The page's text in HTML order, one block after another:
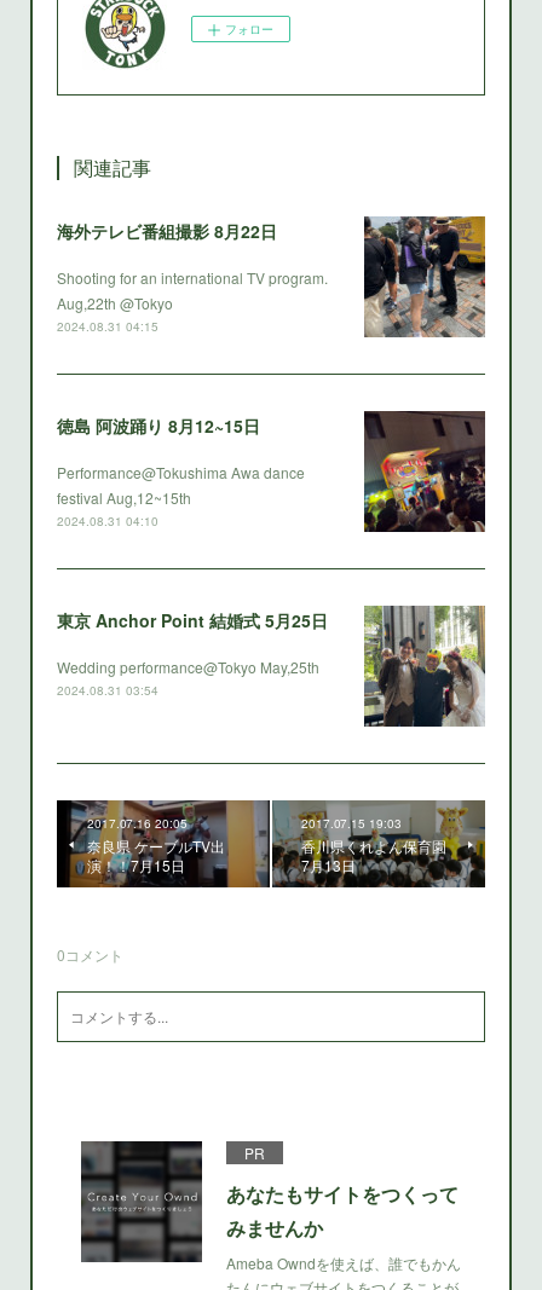
フォロー
関連記事
海外テレビ番組撮影 8月22日
Shooting for an international TV program.
Aug,22th @Tokyo
2024.08.31 04:15
徳島 阿波踊り 8月12~15日
Performance@Tokushima Awa dance
festival Aug,12~15th
2024.08.31 04:10
東京 Anchor Point 結婚式 5月25日
Wedding performance@Tokyo May,25th
2024.08.31 03:54
2017.07.16 20:05
奈良県 ケーブルTV出
演！！7月15日
2017.07.15 19:03
香川県くれよん保育園
7月13日
0コメント
PR
あなたもサイトをつくって
みませんか
Ameba Owndを使えば、誰でもかん